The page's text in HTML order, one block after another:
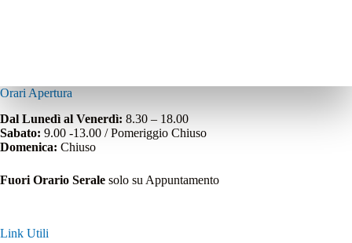
Orari Apertura
Dal Lunedì al Venerdì: 8.30 – 18.00
Sabato: 9.00 -13.00 / Pomeriggio Chiuso
Domenica: Chiuso
Fuori Orario Serale solo su Appuntamento
Link Utili